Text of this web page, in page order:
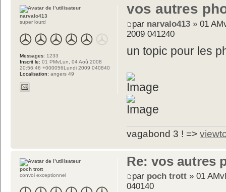
vos autres
par narvalo413 » 01
2009 041240
un topic pour les
vagabond 3 ! =>
narvalo413
super lourd
Messages: 1233
Inscrit le: 01 PMvLun, 04 Aoû 2008
20:56:46 +000056Lundi 2009 040840
Localisation: angers 49
Re: vos autres
par poch trott » 01
040140
poch trott
convoi exceptionnel